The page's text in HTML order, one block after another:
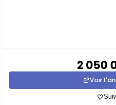
2 050
Voir